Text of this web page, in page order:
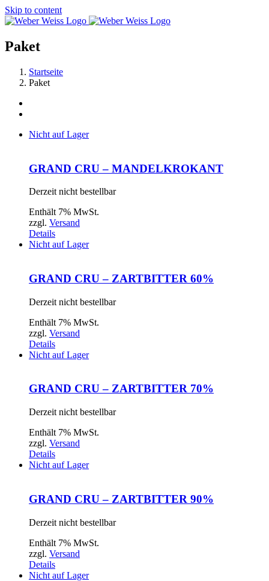
Skip to content
Paket
Startseite
Paket
Nicht auf Lager
GRAND CRU – MANDELKROKANT
Derzeit nicht bestellbar
Enthält 7% MwSt.
zzgl. Versand
Details
Nicht auf Lager
GRAND CRU – ZARTBITTER 60%
Derzeit nicht bestellbar
Enthält 7% MwSt.
zzgl. Versand
Details
Nicht auf Lager
GRAND CRU – ZARTBITTER 70%
Derzeit nicht bestellbar
Enthält 7% MwSt.
zzgl. Versand
Details
Nicht auf Lager
GRAND CRU – ZARTBITTER 90%
Derzeit nicht bestellbar
Enthält 7% MwSt.
zzgl. Versand
Details
Nicht auf Lager